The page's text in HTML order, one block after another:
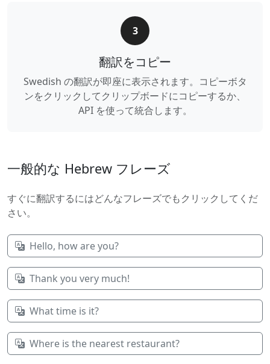
3
翻訳をコピー
Swedish の翻訳が即座に表示されます。コピーボタ
ンをクリックしてクリップボードにコピーするか、
API を使って統合します。
一般的な Hebrew フレーズ
すぐに翻訳するにはどんなフレーズでもクリックしてくだ
さい。
Hello, how are you?
Thank you very much!
What time is it?
Where is the nearest restaurant?